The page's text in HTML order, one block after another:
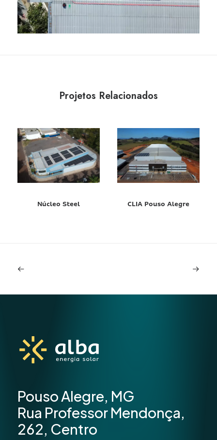
Projetos Relacionados
Núcleo Steel CLIA Pouso Alegre
Pouso Alegre, MG
Rua Professor Mendonça,
262, Centro